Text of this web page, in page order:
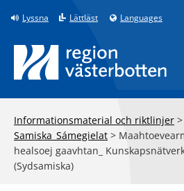
Till innehåll på sidan
Lyssna Lättläst Languages
Informationsmaterial och riktlinjer >
Samiska_Sámegielat >
healsoej gaavhtan_
(Sydsamiska)